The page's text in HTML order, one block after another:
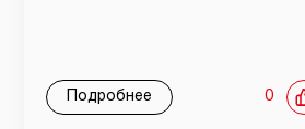
Подробнее 0